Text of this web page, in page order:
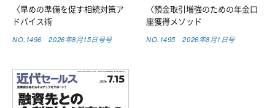
〈早めの準備を促す相続対策ア
ドバイス術
NO.1496 2026年8月15日号号
〈預金取引増強のための年金口
座獲得メソッド
NO.1495 2026年8月1日号